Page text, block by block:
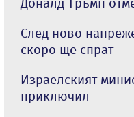
След ново
скоро ще спрат
Израелският
приключил